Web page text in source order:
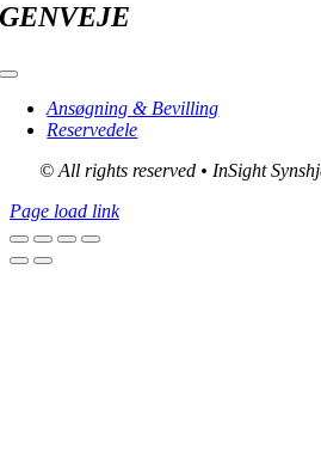
GENVEJE
Toggle
NavigationAnsøgning & Bevilling
Reservedele
© All rights reserved • InSight
Page load link